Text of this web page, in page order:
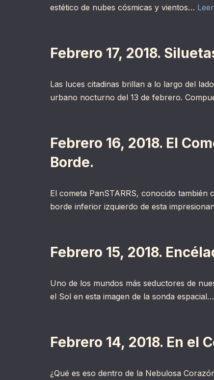
estético de nubes cósmicas y vientos…
Febrero 17, 2018.
Las luces citadinas brillan a lo largo del
urbano nocturno del 13 de febrero.
Febrero 16, 2018. El
Borde.
El cometa PanSTARRS, conocido
borde inferior izquierdo de esta
Febrero 15, 2018.
Uno de los mundos más seductores de
el Sol en esta imagen de la sonda espacial…
Febrero 14, 2018. En el
¿Qué es eso dentro de la Nebulosa